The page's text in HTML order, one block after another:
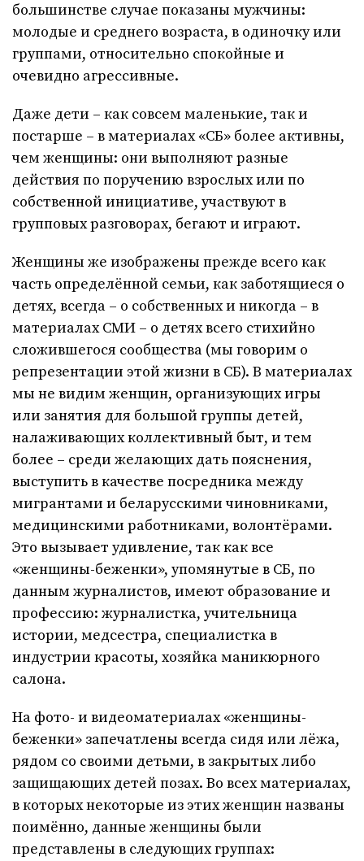
большинстве случае показаны мужчины:
молодые и среднего возраста, в одиночку или
группами, относительно спокойные и
очевидно агрессивные.
Даже дети – как совсем маленькие, так и
постарше – в материалах «СБ» более активны,
чем женщины: они выполняют разные
действия по поручению взрослых или по
собственной инициативе, участвуют в
групповых разговорах, бегают и играют.
Женщины же изображены прежде всего как
часть определённой семьи, как заботящиеся о
детях, всегда – о собственных и никогда – в
материалах СМИ – о детях всего стихийно
сложившегося сообщества (мы говорим о
репрезентации этой жизни в СБ). В материалах
мы не видим женщин, организующих игры
или занятия для большой группы детей,
налаживающих коллективный быт, и тем
более – среди желающих дать пояснения,
выступить в качестве посредника между
мигрантами и беларусскими чиновниками,
медицинскими работниками, волонтёрами.
Это вызывает удивление, так как все
«женщины-беженки», упомянутые в СБ, по
данным журналистов, имеют образование и
профессию: журналистка, учительница
истории, медсестра, специалистка в
индустрии красоты, хозяйка маникюрного
салона.
На фото- и видеоматериалах «женщины-
беженки» запечатлены всегда сидя или лёжа,
рядом со своими детьми, в закрытых либо
защищающих детей позах. Во всех материалах,
в которых некоторые из этих женщин названы
поимённо, данные женщины были
представлены в следующих группах: